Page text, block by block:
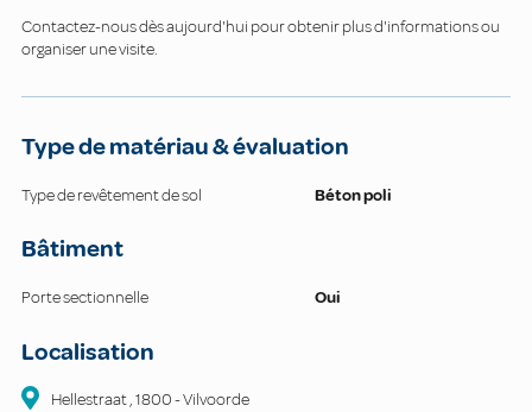
Contactez-nous dès aujourd'hui pour obtenir plus d'informations ou
organiser une visite.
Type de matériau & évaluation
Type de revêtement de sol Béton poli
Bâtiment
Porte sectionnelle Oui
Localisation
Hellestraat,1800-Vilvoorde